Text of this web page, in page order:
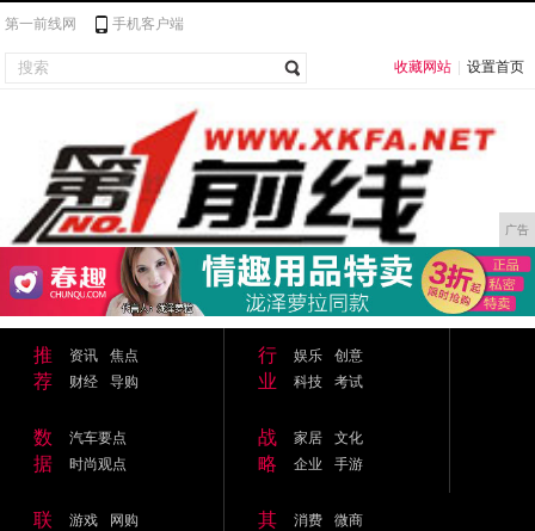
第一前线网 手机客户端
收藏网站 设置首页
广告
推
荐
资讯
焦点
财经
导购
行
业
娱乐
创意
科技
考试
数
据
汽车要点
时尚观点
战
略
家居
文化
企业
手游
联
游戏
网购
其
消费 微商